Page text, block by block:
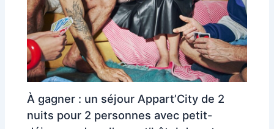
À gagner : un séjour Appart’City de 2
nuits pour 2 personnes avec petit-